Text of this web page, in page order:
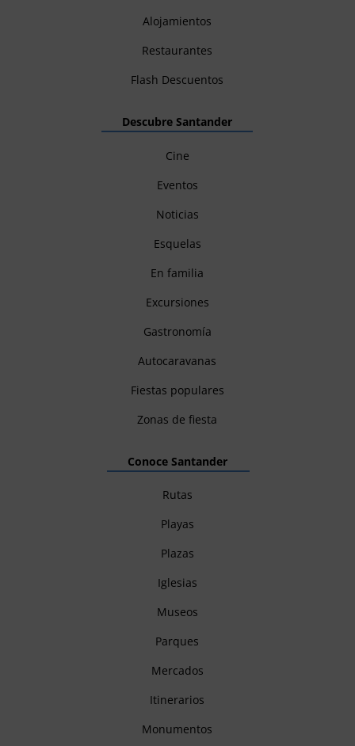
Alojamientos
Restaurantes
Flash Descuentos
Descubre Santander
Cine
Eventos
Noticias
Esquelas
En familia
Excursiones
Gastronomía
Autocaravanas
Fiestas populares
Zonas de fiesta
Conoce Santander
Rutas
Playas
Plazas
Iglesias
Museos
Parques
Mercados
Itinerarios
Monumentos